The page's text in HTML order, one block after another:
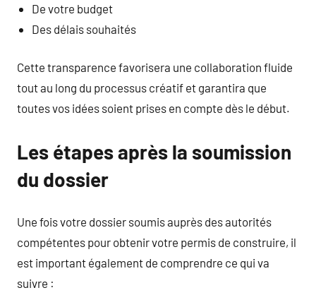
De votre budget
Des délais souhaités
Cette transparence favorisera une collaboration fluide
tout au long du processus créatif et garantira que
toutes vos idées soient prises en compte dès le début.
Les étapes après la soumission
du dossier
Une fois votre dossier soumis auprès des autorités
compétentes pour obtenir votre permis de construire, il
est important également de comprendre ce qui va
suivre :